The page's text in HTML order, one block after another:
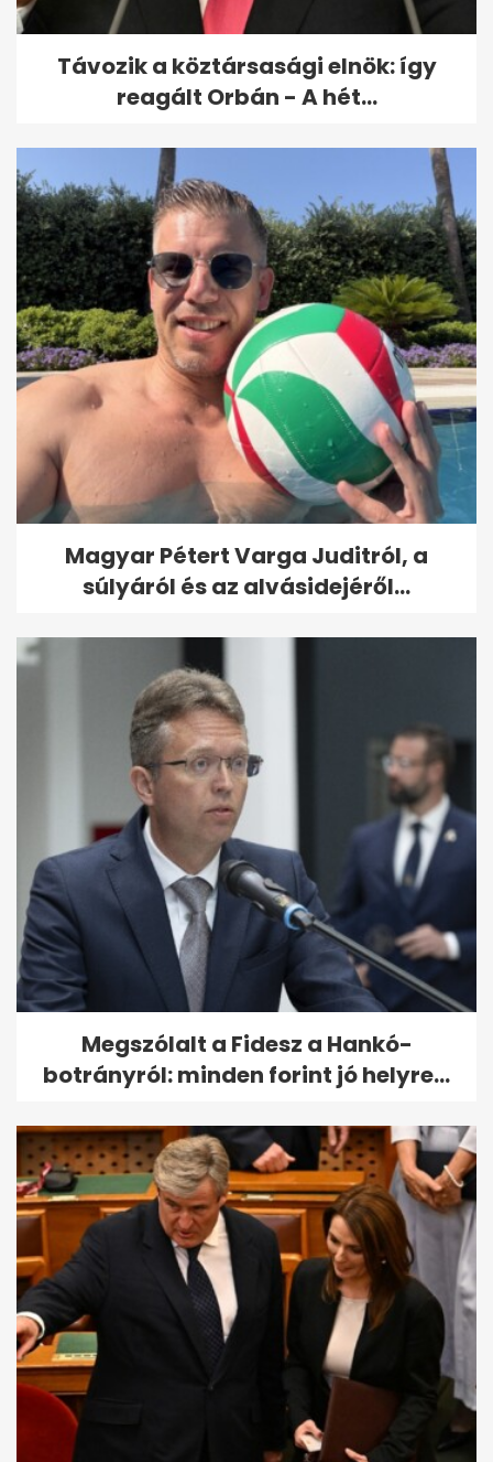
Távozik a köztársasági elnök: így
reagált Orbán - A hét...
Magyar Pétert Varga Juditról, a
súlyáról és az alvásidejéről...
Megszólalt a Fidesz a Hankó-
botrányról: minden forint jó helyre...